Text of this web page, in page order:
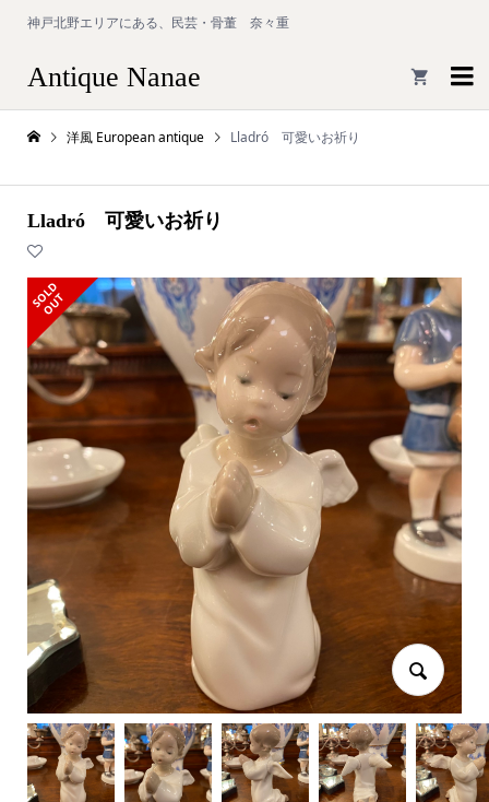
神戸北野エリアにある、民芸・骨董 奈々重
Antique Nanae 
洋風 European antique Lladró 可愛いお祈り
Lladró 可愛いお祈り
S
O
L
D
O
U
T